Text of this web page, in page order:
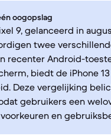
oogopslag
9, gelanceerd in
twee
recenter Android-
biedt de iPhone
Deze vergelijking
gebruikers een
en